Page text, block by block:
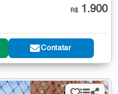
R$ 1.900
Contatar